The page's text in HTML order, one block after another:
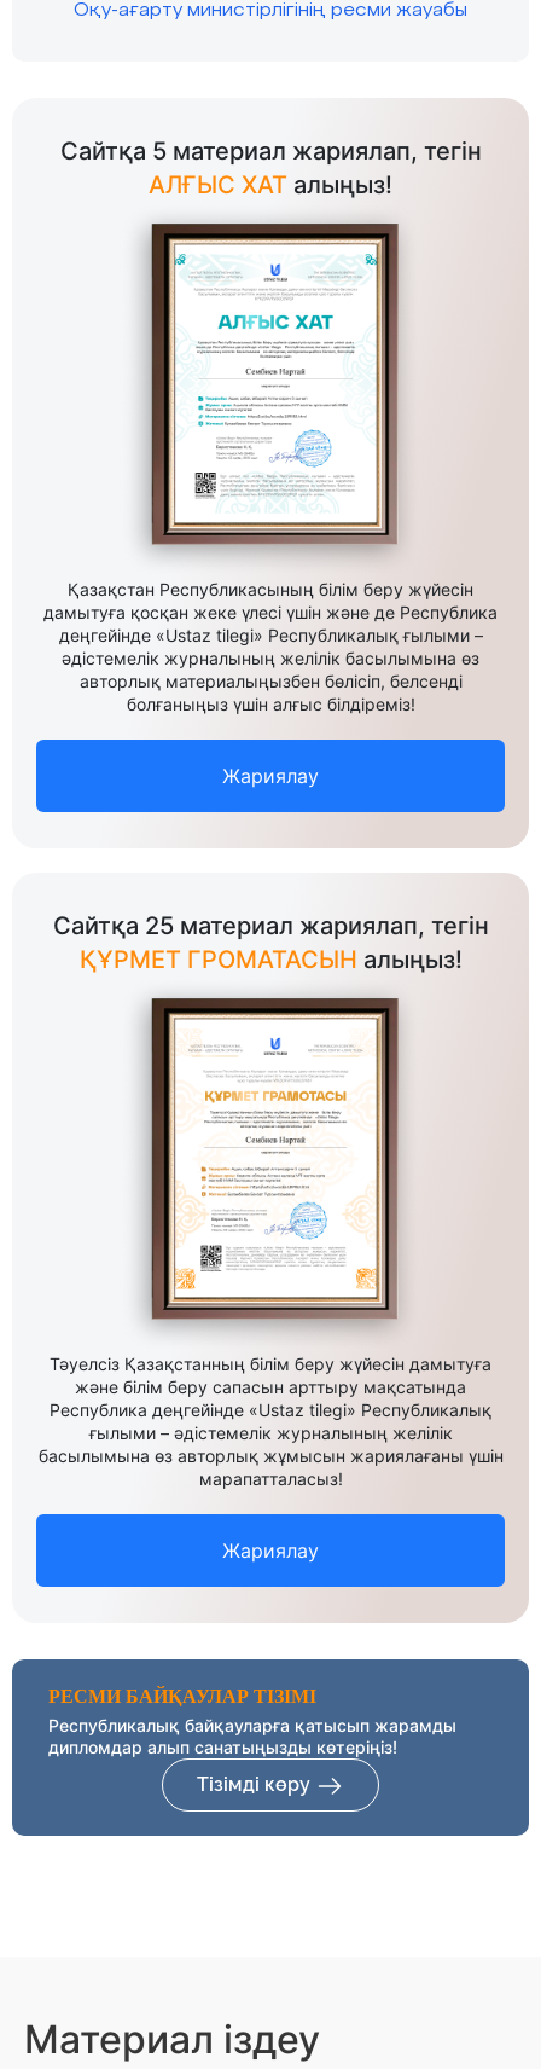
Оқу-ағарту министірлігінің ресми жауабы
Сайтқа 5 материал жариялап, тегін
АЛҒЫС ХАТ алыңыз!
Қазақстан Республикасының білім беру жүйесін
дамытуға қосқан жеке үлесі үшін және де Республика
деңгейінде «Ustaz tilegi» Республикалық ғылыми –
әдістемелік журналының желілік басылымына өз
авторлық материалыңызбен бөлісіп, белсенді
болғаныңыз үшін алғыс білдіреміз!
Жариялау
Сайтқа 25 материал жариялап, тегін
ҚҰРМЕТ ГРОМАТАСЫН алыңыз!
Тәуелсіз Қазақстанның білім беру жүйесін дамытуға
және білім беру сапасын арттыру мақсатында
Республика деңгейінде «Ustaz tilegi» Республикалық
ғылыми – әдістемелік журналының желілік
басылымына өз авторлық жұмысын жариялағаны үшін
марапатталасыз!
Жариялау
РЕСМИ БАЙҚАУЛАР ТІЗІМІ
Республикалық байқауларға қатысып жарамды
дипломдар алып санатыңызды көтеріңіз!
Тізімді көру
Материал іздеу